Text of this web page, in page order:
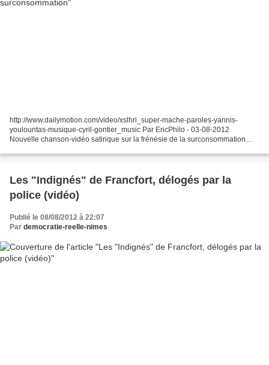
http://www.dailymotion.com/video/xslhri_super-mache-paroles-yannis-
youlountas-musique-cyril-gontier_music Par EricPhilo - 03-08-2012
Nouvelle chanson-vidéo satirique sur la frénésie de la surconsommation
Les "Indignés" de Francfort, délogés par la
police (vidéo)
Publié le 08/08/2012 à 22:07
Par democratie-reelle-nimes